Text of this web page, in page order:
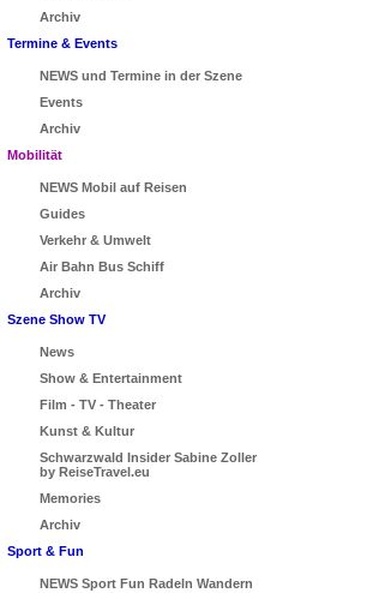
Archiv
Termine & Events
NEWS und Termine in der Szene
Events
Archiv
Mobilität
NEWS Mobil auf Reisen
Guides
Verkehr & Umwelt
Air Bahn Bus Schiff
Archiv
Szene Show TV
News
Show & Entertainment
Film - TV - Theater
Kunst & Kultur
Schwarzwald Insider Sabine Zoller
by ReiseTravel.eu
Memories
Archiv
Sport & Fun
NEWS Sport Fun Radeln Wandern